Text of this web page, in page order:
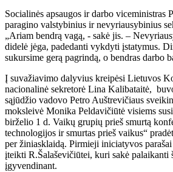
Socialinės apsaugos ir darbo viceministras
paragino valstybinius ir nevyriausybinius
„Ariam bendrą vagą, - sakė jis. –
didelė jėga, padedanti vykdyti įstatymus.
sukursime gerą pagrindą, o bendras darbo
Į suvažiavimo dalyvius kreipėsi Lietuvos
nacionalinė sekretorė Lina Kalibataitė,
sąjūdžio vadovo Petro Auštrevičiaus
moksleivė Monika Peldavičiūtė visiems
birželio 1 d. Vaikų grupių prieš smurtą
technologijos ir smurtas prieš vaikus“
per žiniasklaidą. Pirmieji iniciatyvos
įteikti R.Šalaševičiūtei, kuri sakė palaikanti
įgyvendinant.